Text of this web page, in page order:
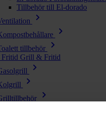
Tillbehör till El-dorado
chevron_right
chevron_right
tillbehör chevron_right
Grill & Fritid
chevron_right
chevron_right
chevron_right